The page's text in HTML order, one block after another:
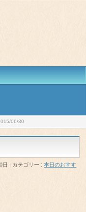
06/30
日 カテゴリー :本日のおすす